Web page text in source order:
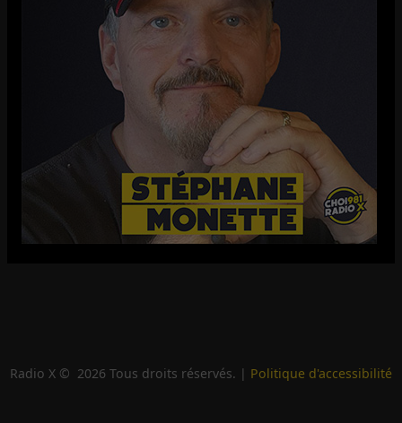
Radio X © 2026 Tous droits réservés. | Politique d'accessibilité